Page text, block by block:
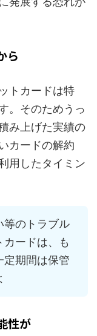
ら
トカードは特
。そのためうっ
み上げた実績の
カードの解約
用したタイミン
等のトラブル
ードは、も
定期間は保管
性が